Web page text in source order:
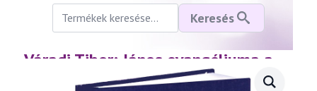
Keresés
következőre:
Keresés
Váradi Tibor: János evangéliuma a
szellemtudomány fényében (könyv)